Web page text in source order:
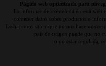
Página web optimizada para
La información contenida en esta web
contener datos sobre productos o
Le hacemos saber que no nos hacemos
país de origen puede que no
o no estar regulada,